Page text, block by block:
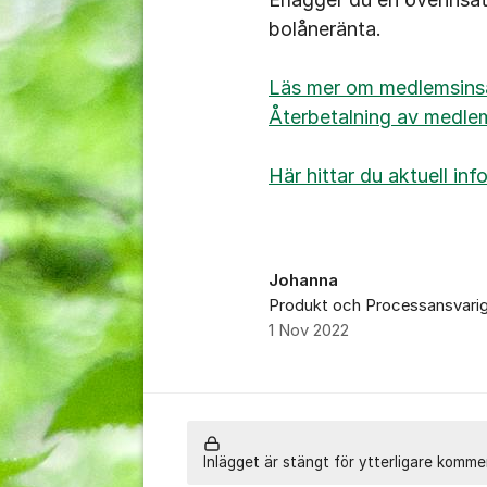
bolåneränta.
Läs mer om
Återbetalning av
Här hittar du aktuell
Johanna
Produkt och
1 Nov 2022
Inlägget är stängt för ytterligare